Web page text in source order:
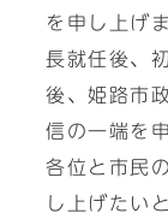
を申し上げ
長就任後、
後、姫路市
信の一端を
各位と市民
し上げたい